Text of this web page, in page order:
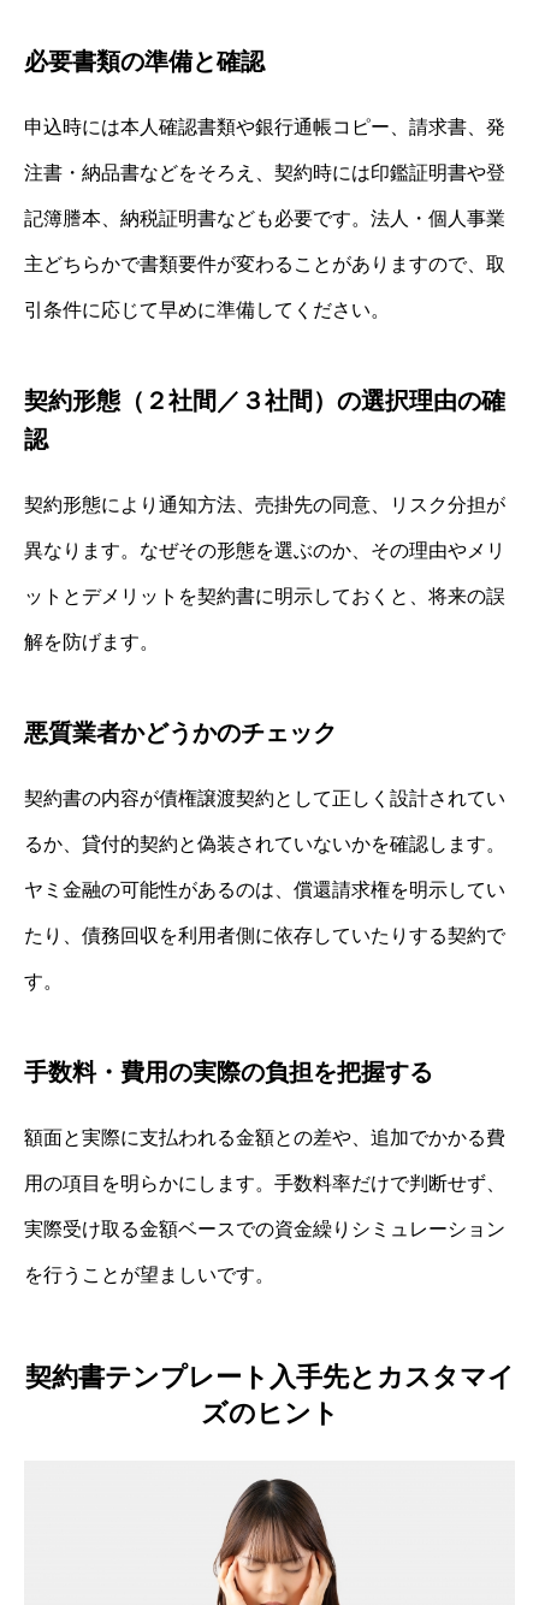
必要書類の準備と確認
申込時には本人確認書類や銀行通帳コピー、請求書、発
注書・納品書などをそろえ、契約時には印鑑証明書や登
記簿謄本、納税証明書なども必要です。法人・個人事業
主どちらかで書類要件が変わることがありますので、取
引条件に応じて早めに準備してください。
契約形態（２社間／３社間）の選択理由の確
認
契約形態により通知方法、売掛先の同意、リスク分担が
異なります。なぜその形態を選ぶのか、その理由やメリ
ットとデメリットを契約書に明示しておくと、将来の誤
解を防げます。
悪質業者かどうかのチェック
契約書の内容が債権譲渡契約として正しく設計されてい
るか、貸付的契約と偽装されていないかを確認します。
ヤミ金融の可能性があるのは、償還請求権を明示してい
たり、債務回収を利用者側に依存していたりする契約で
す。
手数料・費用の実際の負担を把握する
額面と実際に支払われる金額との差や、追加でかかる費
用の項目を明らかにします。手数料率だけで判断せず、
実際受け取る金額ベースでの資金繰りシミュレーション
を行うことが望ましいです。
契約書テンプレート入手先とカスタマイ
ズのヒント